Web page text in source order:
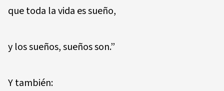
que toda la vida es sueño,
y los sueños, sueños son.”
Y también: